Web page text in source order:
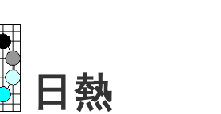
日熱